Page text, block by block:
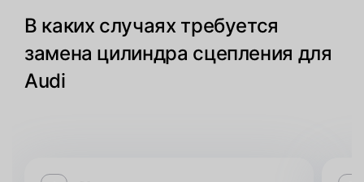
В каких случаях требуется
замена цилиндра сцепления для
Audi